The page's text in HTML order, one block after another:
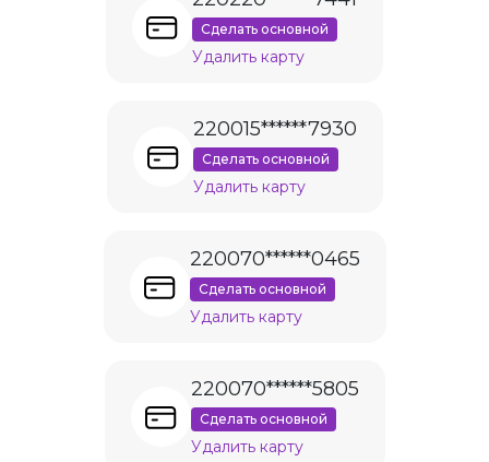
Сделать основной
Удалить карту
220015******7930
Сделать основной
Удалить карту
220070******0465
Сделать основной
Удалить карту
220070******5805
Сделать основной
Удалить карту